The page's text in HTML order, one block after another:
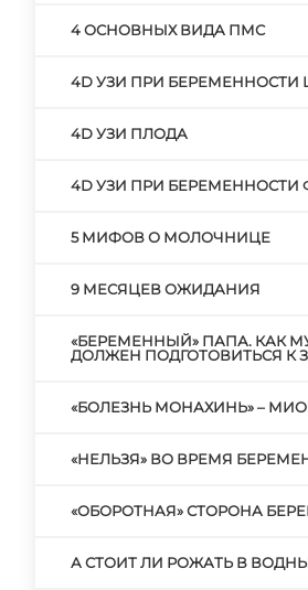
4 ОСНОВНЫХ ВИДА ПМС
4D УЗИ ПРИ БЕРЕМЕННОСТИ
4D УЗИ ПЛОДА
4D УЗИ ПРИ БЕРЕМЕННОСТИ
5 МИФОВ О МОЛОЧНИЦЕ
9 МЕСЯЦЕВ ОЖИДАНИЯ
«БЕРЕМЕННЫЙ» ПАПА. КАК
ДОЛЖЕН ПОДГОТОВИТЬСЯ К
«БОЛЕЗНЬ МОНАХИНЬ» –
«НЕЛЬЗЯ» ВО ВРЕМЯ
«ОБОРОТНАЯ» СТОРОНА
А СТОИТ ЛИ РОЖАТЬ В